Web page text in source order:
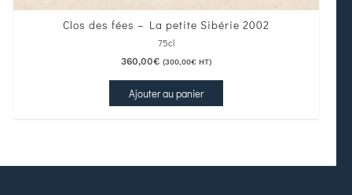
Clos des fées – La petite Sibérie 2002
75cl
360,00€ (300,00€ HT)
Ajouter au panier